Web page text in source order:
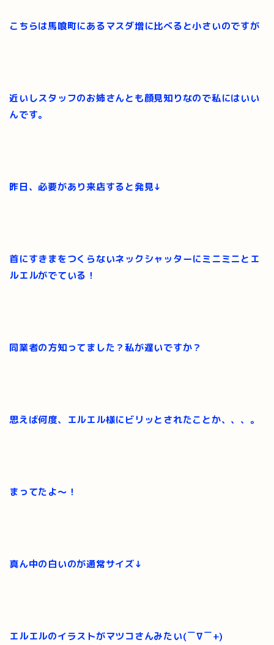
こちらは馬喰町にあるマスダ増に比べると小さいのですが
近いしスタッフのお姉さんとも顔見知りなので私にはいい
んです。
昨日、必要があり来店すると発見↓
首にすきまをつくらないネックシャッターにミニミニとエ
ルエルがでている！
同業者の方知ってました？私が遅いですか？
思えば何度、エルエル様にビリッとされたことか、、、。
まってたよ～！
真ん中の白いのが通常サイズ↓
エルエルのイラストがマツコさんみたい(￣∇￣+)